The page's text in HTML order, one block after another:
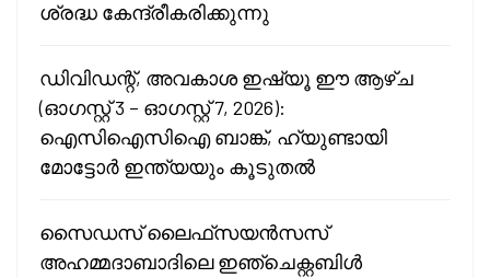
ശ്രദ്ധ കേന്ദ്രീകരിക്കുന്നു
ഡിവിഡന്റ്, അവകാശ ഇഷ്യൂ ഈ ആഴ്ച
(ഓഗസ്റ്റ് 3 – ഓഗസ്റ്റ് 7, 2026):
ഐസിഐസിഐ ബാങ്ക്, ഹ്യുണ്ടായി
മോട്ടോർ ഇന്ത്യയും കൂടുതൽ
സൈഡസ് ലൈഫ്‌സയൻസസ്
അഹമ്മദാബാദിലെ ഇഞ്ചെക്റ്റബിൾ